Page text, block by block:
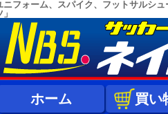
ニフォーム、スパイク、フットサルシ
ホーム 買い